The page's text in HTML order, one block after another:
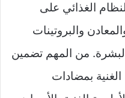
الغذائي على
والبروتينات
من المهم تضمين
بمضادات